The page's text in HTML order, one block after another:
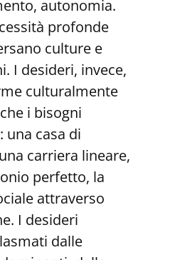
autonomia.
profonde
culture e
I desideri, invece,
culturalmente
i bisogni
una casa di
carriera lineare,
perfetto, la
attraverso
I desideri
dalle